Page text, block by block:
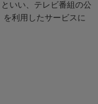
いい、テレビ番組の公
を利用したサービスに